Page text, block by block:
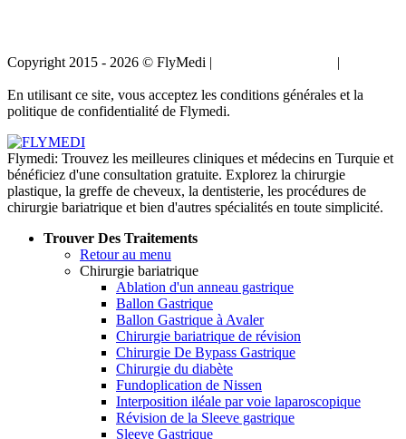
Copyright 2015 - 2026 © FlyMedi | |
En utilisant ce site, vous acceptez les conditions générales et la
politique de confidentialité de Flymedi.
Flymedi: Trouvez les meilleures cliniques et médecins en Turquie et
bénéficiez d'une consultation gratuite. Explorez la chirurgie
plastique, la greffe de cheveux, la dentisterie, les procédures de
chirurgie bariatrique et bien d'autres spécialités en toute simplicité.
Trouver Des Traitements
Retour au menu
Chirurgie bariatrique
Ablation d'un anneau gastrique
Ballon Gastrique
Ballon Gastrique à Avaler
Chirurgie bariatrique de révision
Chirurgie De Bypass Gastrique
Chirurgie du diabète
Fundoplication de Nissen
Interposition iléale par voie laparoscopique
Révision de la Sleeve gastrique
Sleeve Gastrique